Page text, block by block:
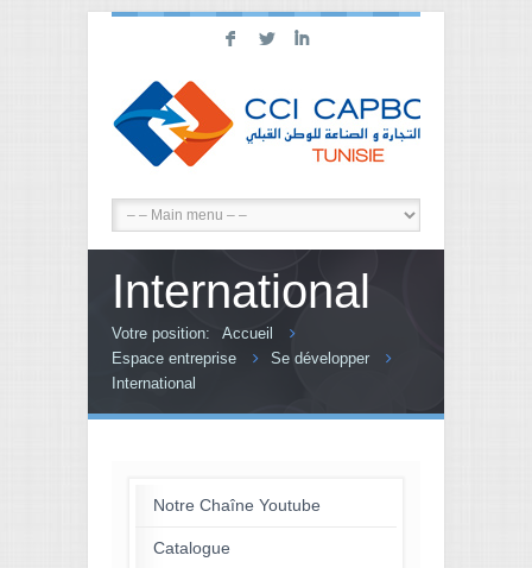
F L I
International
Votre position:
Accueil
Espace entreprise
Se développer
International
Notre Chaîne Youtube
Catalogue